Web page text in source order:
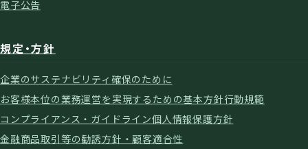
電子公告
規定・方針
企業のサステナビリティ確保のために
お客様本位の業務運営を実現するための基本方針行動規範
コンプライアンス・ガイドライン個人情報保護方針
金融商品取引等の勧誘方針・顧客適合性